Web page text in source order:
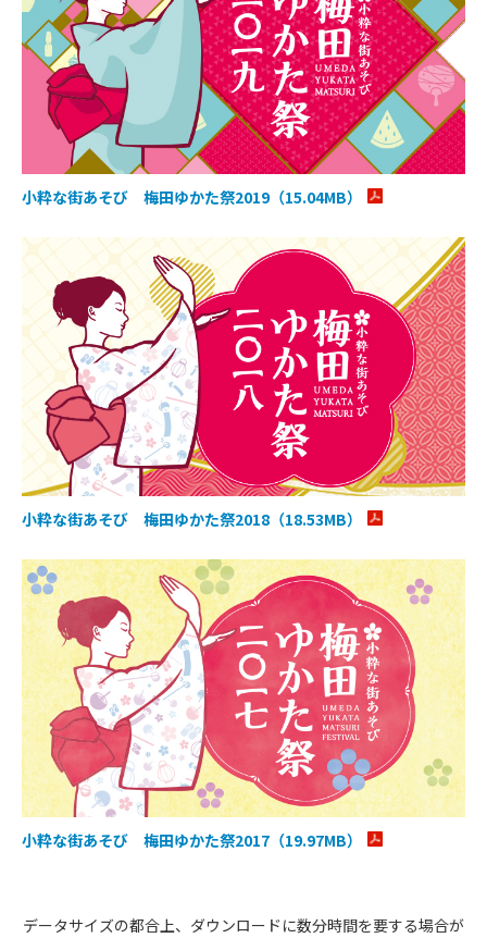
小粋な街あそび 梅田ゆかた祭2019（15.04MB）
小粋な街あそび 梅田ゆかた祭2018（18.53MB）
小粋な街あそび 梅田ゆかた祭2017（19.97MB）
データサイズの都合上、ダウンロードに数分時間を要する場合が